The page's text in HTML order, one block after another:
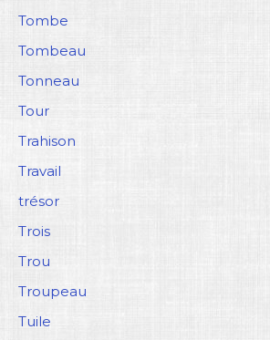
Tombe
Tombeau
Tonneau
Tour
Trahison
Travail
trésor
Trois
Trou
Troupeau
Tuile